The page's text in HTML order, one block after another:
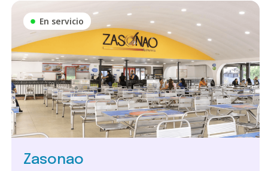
En servicio
Zasonao